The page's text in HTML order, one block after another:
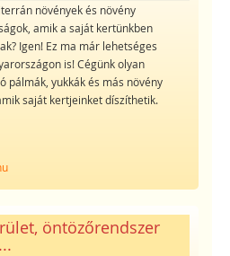
növények és növény
amik a saját kertünkben
Igen! Ez ma már lehetséges
is! Cégünk olyan
pálmák, yukkák és más növény
saját kertjeinket díszíthetik.
öntözőrendszer